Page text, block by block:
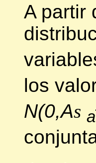
A partir
los
N(0,As a